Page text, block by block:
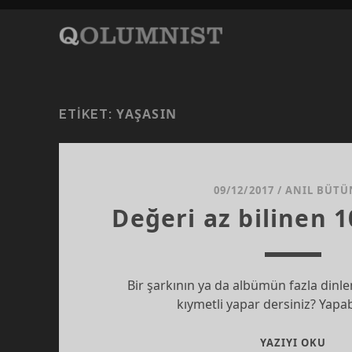
ETIKET:YAŞASIN
09/12/2017 / ANIL
Değeri az bilinen
Bir şarkının ya da albümün fazla
kıymetli yapar dersiniz?
YAZIYI OKU